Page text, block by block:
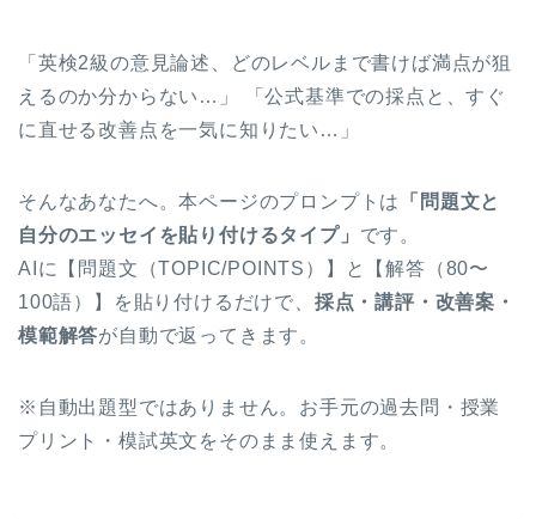
「英検2級の意見論述、どのレベルまで書けば満点が狙
えるのか分からない…」 「公式基準での採点と、すぐ
に直せる改善点を一気に知りたい…」
そんなあなたへ。本ページのプロンプトは
「問題文と
自分のエッセイを貼り付けるタイプ」 です。
AIに【問題文（TOPIC/POINTS）】と【解答（80〜
100語）】を貼り付けるだけで、 採点・講評・改善案・
模範解答が自動で返ってきます。
※自動出題型ではありません。お手元の過去問・授業
プリント・模試英文をそのまま使えます。